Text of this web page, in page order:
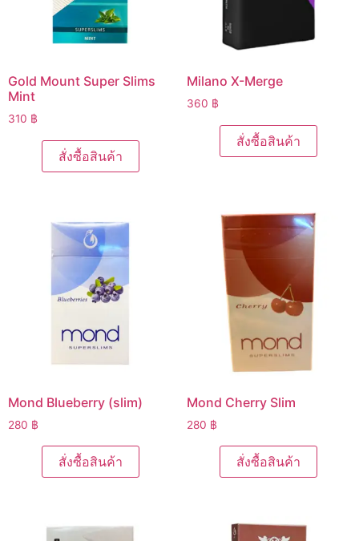
Gold Mount Super Slims
Mint
310 ฿
สั่งซื้อสินค้า
Milano X-Merge
360 ฿
สั่งซื้อสินค้า
Mond Blueberry (slim)
280 ฿
สั่งซื้อสินค้า
Mond Cherry Slim
280 ฿
สั่งซื้อสินค้า